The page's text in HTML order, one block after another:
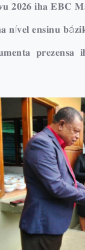
𝟐𝟎𝟐𝟔 𝐢𝐡𝐚 𝐄𝐁𝐂
𝐧í𝐯𝐞𝐥 𝐞𝐧𝐬𝐢𝐧𝐮
𝐩𝐫𝐞𝐳𝐞𝐧𝐬𝐚